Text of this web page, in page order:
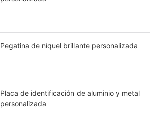
Pegatina de níquel brillante personalizada
Placa de identificación de aluminio y metal
personalizada